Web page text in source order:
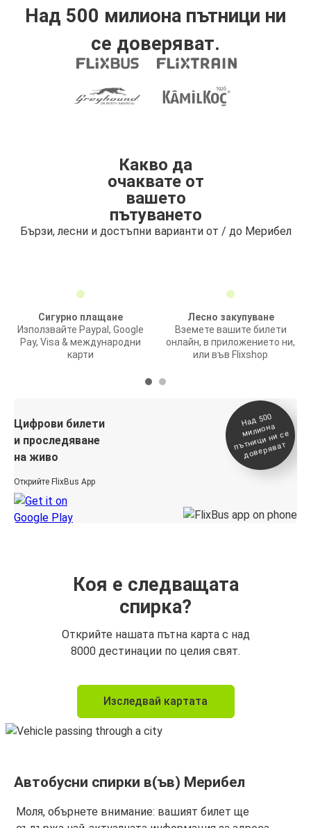
Над 500 милиона пътници ни
се доверяват.
Какво да
очаквате от
вашето
пътуването
Бързи, лесни и достъпни варианти от / до Мерибел
Сигурно плащане
Използвайте Paypal, Google
Pay, Visa & международни
карти
Лесно закупуване
Вземете вашите билети
онлайн, в приложението ни,
или във Flixshop
Цифрови билети
и проследяване
на живо
Открийте FlixBus App
На
д 500
милиона
п
ътници ни се
доверяват
Коя е следващата
спирка?
Открийте нашата пътна карта с над
8000 дестинации по целия свят.
Изследвай картата
Автобусни спирки в(ъв) Мерибел
Моля, обърнете внимание: вашият билет ще